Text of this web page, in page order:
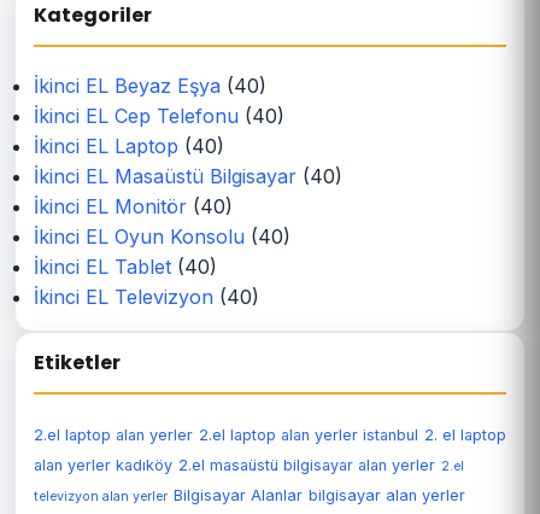
Kategoriler
İkinci EL Beyaz Eşya (40)
İkinci EL Cep Telefonu (40)
İkinci EL Laptop (40)
İkinci EL Masaüstü Bilgisayar (40)
İkinci EL Monitör (40)
İkinci EL Oyun Konsolu (40)
İkinci EL Tablet (40)
İkinci EL Televizyon (40)
Etiketler
2.el laptop alan yerler 2.el laptop alan yerler istanbul 2. el laptop
alan yerler kadıköy 2.el masaüstü bilgisayar alan yerler 2.el
televizyon alan yerler Bilgisayar Alanlar bilgisayar alan yerler